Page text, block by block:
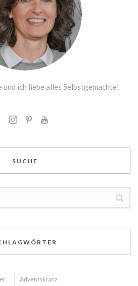
und ich liebe alles Selbstgemachte!
SUCHE
Adventskranz